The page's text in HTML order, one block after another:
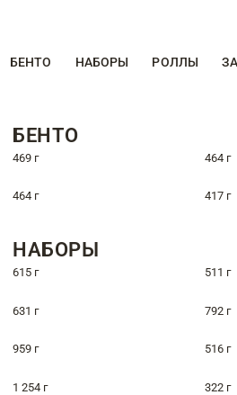
БЕНТО НАБОРЫ РОЛЛЫ
БЕНТО
469 г 464 г
464 г 417 г
НАБОРЫ
615 г 511 г
631 г 792 г
959 г 516 г
1 254 г 322 г